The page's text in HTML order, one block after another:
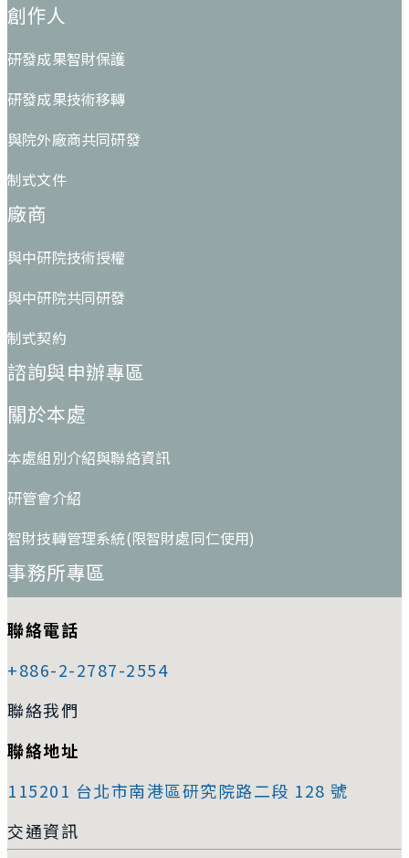
創作人
研發成果智財保護
研發成果技術移轉
與院外廠商共同研發
制式文件
廠商
與中研院技術授權
與中研院共同研發
制式契約
諮詢與申辦專區
關於本處
本處組別介紹與聯絡資訊
研管會介紹
智財技轉管理系統(限智財處同仁使用)
事務所專區
聯絡電話
+886-2-2787-2554
聯絡我們
聯絡地址
115201 台北市南港區研究院路二段 128 號
交通資訊